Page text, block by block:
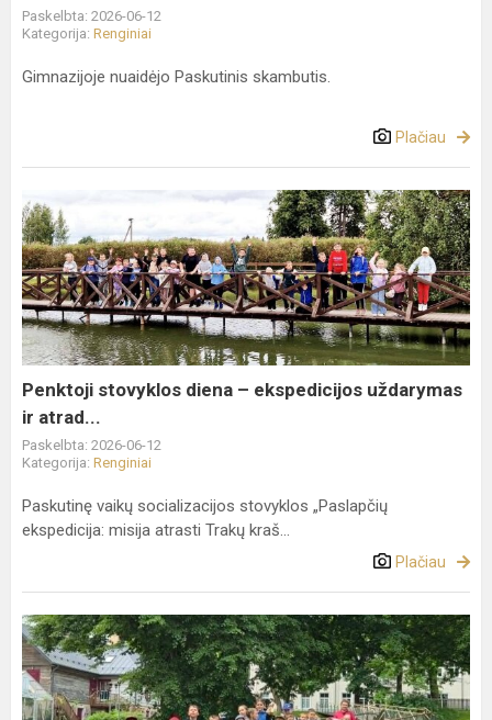
Paskelbta: 2026-06-12
Kategorija: Renginiai
Gimnazijoje nuaidėjo Paskutinis skambutis.
Plačiau
Penktoji
stovyklos
diena
–
ekspedicijos
uždarymas
ir
atrad...
Penktoji stovyklos diena – ekspedicijos uždarymas
ir atrad...
Paskelbta: 2026-06-12
Kategorija: Renginiai
Paskutinę vaikų socializacijos stovyklos „Paslapčių
ekspedicija: misija atrasti Trakų kraš...
Plačiau
Ketvirtoji
stovyklos
diena
–